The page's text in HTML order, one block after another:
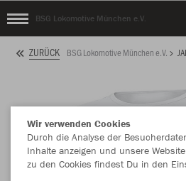
BSG Lokomotive München e.V.
ZURÜCK BSG Lokomotive München e.V.
Wir verwenden Cookies
Durch die Analyse der
Inhalte anzeigen und unsere
zu den Cookies findest Du in den